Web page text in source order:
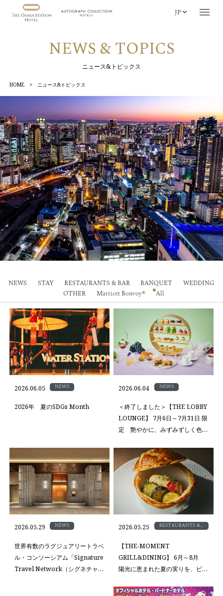
JP
NEWS & TOPICS
ニュース&トピックス
HOME > ニュース&トピックス
NEWS STAY RESTAURANTS & BAR BANQUET
WEDDING
OTHER
Marriott Bonvoy® All
2026年 夏のSDGs Month
2026.06.05 NEWS
＜終了しました＞【THE LOBBY
LOUNGE】 7月6日～7月31日 限
定 艶やかに、みずみずしく色づ
2026.06.04 NEWS
世界有数のラグジュアリートラベ
ル・コンソーシアム「Signature
Travel Network（シグネチャー
2026.05.29 NEWS
【THE-MOMENT
GRILL&DINING】 6月～8月
陽光に恵まれた夏の実りを、ビュ
2026.05.25
RESTAURANTS &